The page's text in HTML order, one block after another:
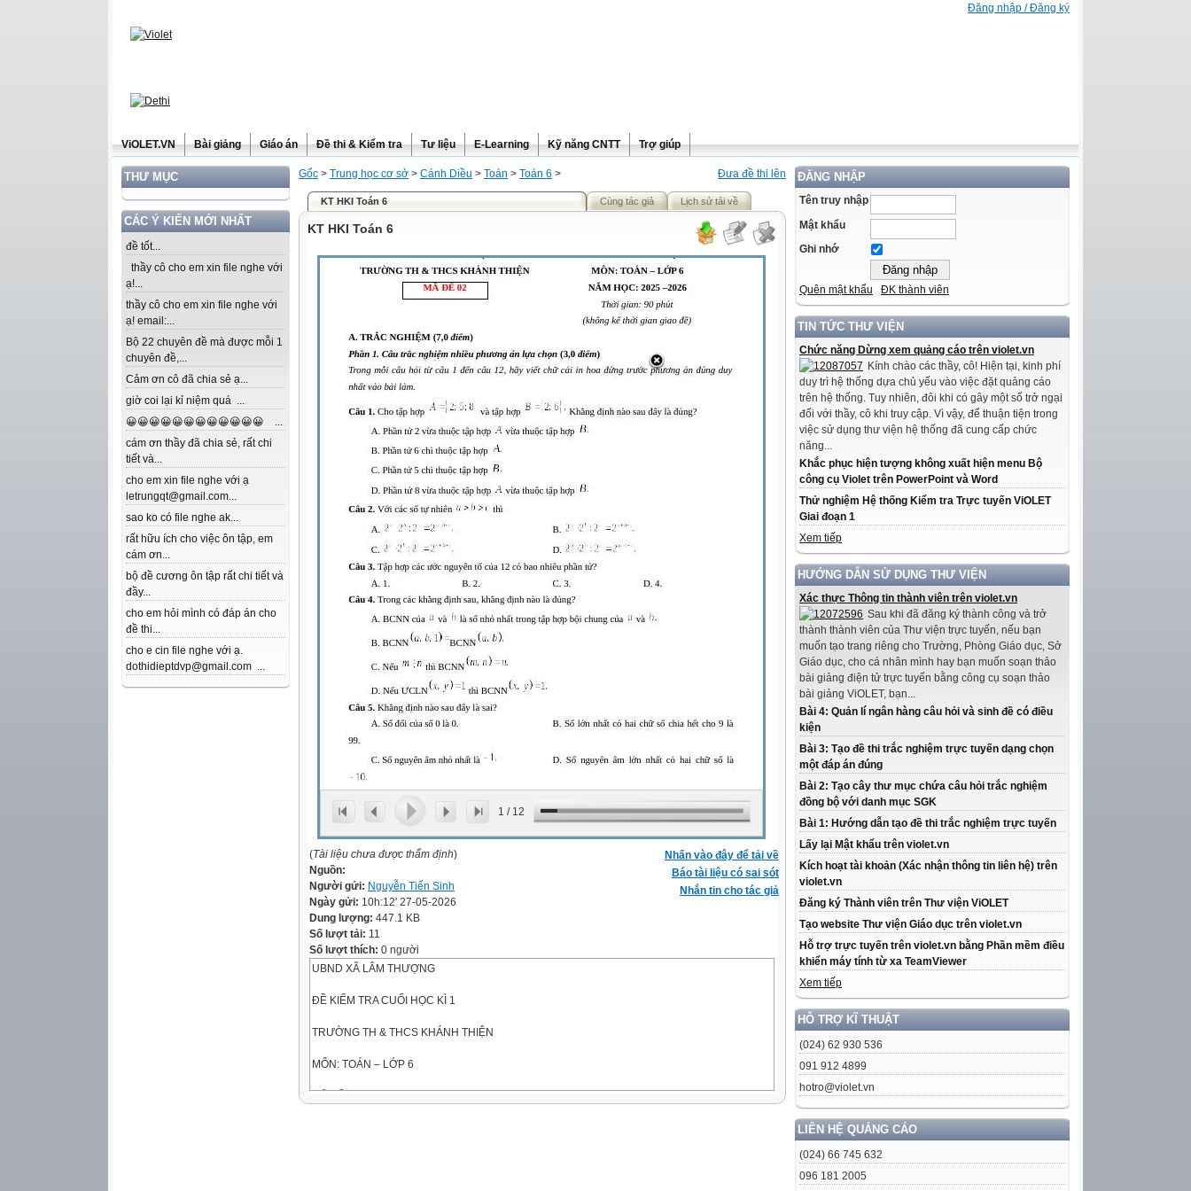
Đăng nhập / Đăng ký
ViOLET.VN Bài giảng Giáo án Đề thi & Kiểm tra Tư liệu E-Learning Kỹ năng CNTT Trợ giúp
THƯ MỤC
CÁC Ý KIẾN MỚI NHẤT
đề tốt...
thầy cô cho em xin file nghe với
ạ!...
thầy cô cho em xin file nghe với
ạ! email:...
Bộ 22 chuyên đề mà được mỗi 1
chuyên đề,...
Cảm ơn cô đã chia sẻ ạ...
giờ coi lại kỉ niệm quá ...
😀😀😀😀😀😀😀😀😀😀😀😀 ...
cám ơn thầy đã chia sẻ, rất chi
tiết và...
cho em xin file nghe với ạ
letrungqt@gmail.com...
sao ko có file nghe ak...
rất hữu ích cho việc ôn tập, em
cám ơn...
bộ đề cương ôn tập rất chi tiết và
đầy...
cho em hỏi mình có đáp án cho
đề thi...
cho e cin file nghe với ạ.
dothidieptdvp@gmail.com ...
ĐĂNG NHẬP
Tên truy nhập
Mật khẩu
Ghi nhớ
Quên mật khẩu ĐK thành viên
TIN TỨC THƯ VIỆN
Chức năng Dừng xem quảng cáo trên violet.vn
Kính chào các thầy, cô! Hiện tại, kinh phí
duy trì hệ thống dựa chủ yếu vào việc đặt quảng cáo
trên hệ thống. Tuy nhiên, đôi khi có gây một số trở ngại
đối với thầy, cô khi truy cập. Vì vậy, để thuận tiện trong
việc sử dụng thư viện hệ thống đã cung cấp chức
năng...
Khắc phục hiện tượng không xuất hiện menu Bộ
công cụ Violet trên PowerPoint và Word
Thử nghiệm Hệ thống Kiểm tra Trực tuyến ViOLET
Giai đoạn 1
Xem tiếp
HƯỚNG DẪN SỬ DỤNG THƯ VIỆN
Xác thực Thông tin thành viên trên violet.vn
Sau khi đã đăng ký thành công và trở
thành thành viên của Thư viện trực tuyến, nếu bạn
muốn tạo trang riêng cho Trường, Phòng Giáo dục, Sở
Giáo dục, cho cá nhân mình hay bạn muốn soạn thảo
bài giảng điện tử trực tuyến bằng công cụ soạn thảo
bài giảng ViOLET, bạn...
Bài 4: Quản lí ngân hàng câu hỏi và sinh đề có điều
kiện
Bài 3: Tạo đề thi trắc nghiệm trực tuyến dạng chọn
một đáp án đúng
Bài 2: Tạo cây thư mục chứa câu hỏi trắc nghiệm
đồng bộ với danh mục SGK
Bài 1: Hướng dẫn tạo đề thi trắc nghiệm trực tuyến
Lấy lại Mật khẩu trên violet.vn
Kích hoạt tài khoản (Xác nhận thông tin liên hệ) trên
violet.vn
Đăng ký Thành viên trên Thư viện ViOLET
Tạo website Thư viện Giáo dục trên violet.vn
Hỗ trợ trực tuyến trên violet.vn bằng Phần mềm điều
khiển máy tính từ xa TeamViewer
Xem tiếp
HỖ TRỢ KĨ THUẬT
(024) 62 930 536
091 912 4899
hotro@violet.vn
LIÊN HỆ QUẢNG CÁO
(024) 66 745 632
096 181 2005
Đưa đề thi lên
Gốc > Trung học cơ sở > Cánh Diều > Toán > Toán 6 >
KT HKI Toán 6 Cùng tác giả Lịch sử tải về
KT HKI Toán 6
1 / 12
Nhấn vào đây để tải về
Báo tài liệu có sai sót
Nhắn tin cho tác giả
(Tài liệu chưa được thẩm định)
Nguồn:
Người gửi: Nguyễn Tiến Sinh
Ngày gửi: 10h:12' 27-05-2026
Dung lượng: 447.1 KB
Số lượt tải: 11
Số lượt thích: 0 người
UBND XÃ LÂM THƯỢNG
ĐỀ KIỂM TRA CUỐI HỌC KÌ 1
TRƯỜNG TH & THCS KHÁNH THIỆN
MÔN: TOÁN – LỚP 6